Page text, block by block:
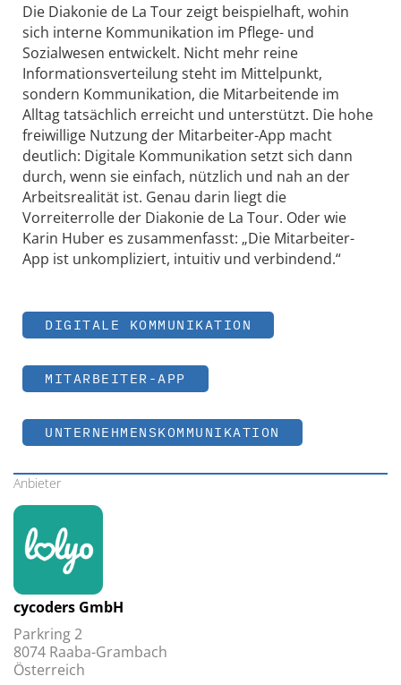
Die Diakonie de La Tour zeigt beispielhaft, wohin
sich interne Kommunikation im Pflege- und
Sozialwesen entwickelt. Nicht mehr reine
Informationsverteilung steht im Mittelpunkt,
sondern Kommunikation, die Mitarbeitende im
Alltag tatsächlich erreicht und unterstützt. Die hohe
freiwillige Nutzung der Mitarbeiter-App macht
deutlich: Digitale Kommunikation setzt sich dann
durch, wenn sie einfach, nützlich und nah an der
Arbeitsrealität ist. Genau darin liegt die
Vorreiterrolle der Diakonie de La Tour. Oder wie
Karin Huber es zusammenfasst: „Die Mitarbeiter-
App ist unkompliziert, intuitiv und verbindend.“
DIGITALE KOMMUNIKATION
MITARBEITER-APP
UNTERNEHMENSKOMMUNIKATION
Anbieter
cycoders GmbH
Parkring 2
8074 Raaba-Grambach
Österreich